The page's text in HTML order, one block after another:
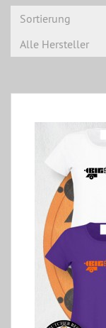
Sortierung
Alle Hersteller